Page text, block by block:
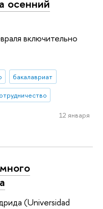
осенний
включительно
бакалавриат
12 января
(Universidad